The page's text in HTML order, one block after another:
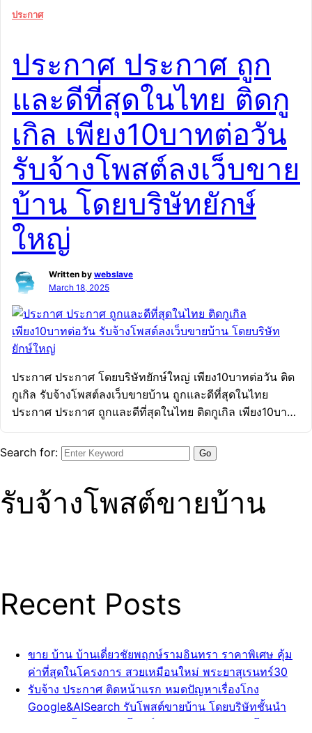
โฆษณาสินค้าออนไลน์-SEO ประกาศ เขื่อถือได้ กับบริษัท
สินค้าให้ติดGoogleหน้าแรก รับจ้างทำSEOราคาถูก ถูกสุด
ในไทย เพียง 7บาทต่อวัน รับประกันผลงาน ติดหน้า
แรกGoogle ใน 7วัน วัน เริ่ม199บ/ด รับจ้างโฆษณาสินค้า
ออนไลน์-SEO กับบริษัทใหญ่ เขื่อถือได้ รับจ้างโพสต์ประกาศ
ขายสินค้าให้ติดGoogleหน้าแรก รับจ้างทำSEOราคาถูก ถูก
สุดในไทย เพียง 7บาทต่อวัน รับประกันผลงาน ติดหน้า
แรกGoogle ใน 7วัน วัน เริ่ม199บ/ด fastwork รับประกันผล
งาน ติดหน้าแรกGoogle ใน 7วัน เน้นคุณภาพทุกบทความ
[…]
ประกาศ
ประกาศ ประกาศ ถูก
และดีที่สุดในไทย ติดกู
เกิล เพียง10บาทต่อวัน
รับจ้างโพสต์ลงเว็บขาย
บ้าน โดยบริษัทยักษ์
ใหญ่
Written by webslave
March 18, 2025
ประกาศ ประกาศ โดยบริษัทยักษ์ใหญ่ เพียง10บาทต่อวัน ติด
กูเกิล รับจ้างโพสต์ลงเว็บขายบ้าน ถูกและดีที่สุดในไทย
ประกาศ ประกาศ ถูกและดีที่สุดในไทย ติดกูเกิล เพียง10บาท
ประกาศ โดยบริษัทยักษ์ใหญ่ ประกาศ ถูกและดีที่สุดในไทย
เพียง10บาทต่อวัน รับจ้างโพสต์ลงเว็บขายบ้าน ติดกูเกิล
อสังหา25เว็บ ได้ 25keywords ติดกูเกิล เพียง10บาทต่อวัน
300บ ต่อเดือน โดยบริษัทยักษ์ใหญ่ ไม่ต้องกลัวโกง รับ
รวม300โพสต์ เว็บอสังหา เว็บทั่วไป และ กลุ่มเฟสบุ้ค แถม
Search for:
รับจ้างโพสต์ขายบ้าน
Recent Posts
ขาย บ้าน บ้านเดี่ยวชัยพฤกษ์รามอินทรา ราคาพิเศษ คุ้ม
ค่าที่สุดในโครงการ สวยเหมือนใหม่ พระยาสุเรนทร์30
รับจ้าง ประกาศ ติดหน้าแรก หมดปัญหาเรื่องโกง
Google&AISearch รับโพสต์ขายบ้าน โดยบริษัทชั้นนำ
ประกาศ โฆษณา รับโพสต์ Google&AISearch โดยบริษัท